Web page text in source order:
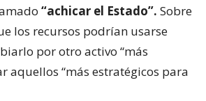
“achicar el Estado”. Sobre
los recursos podrían usarse
por otro activo “más
aquellos “más estratégicos para